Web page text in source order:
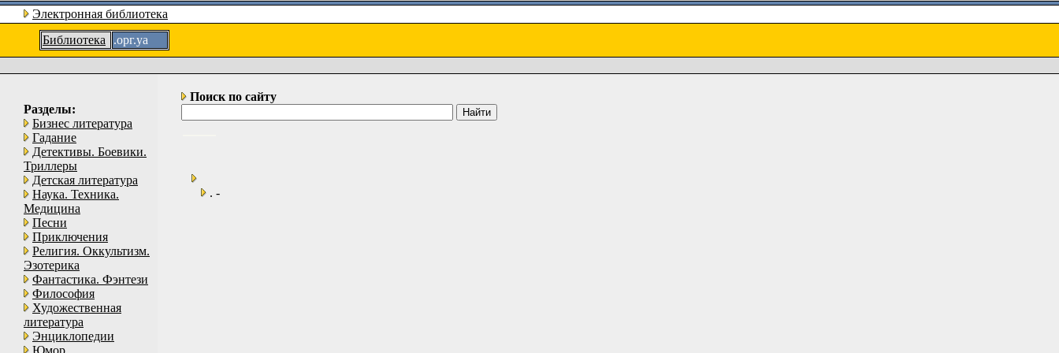
Электронная библиотека
Библиотека
.орг.уа
Разделы:
Бизнес литература
Гадание
Детективы. Боевики.
Триллеры
Детская литература
Наука. Техника.
Медицина
Песни
Приключения
Религия. Оккультизм.
Эзотерика
Фантастика. Фэнтези
Философия
Художественная
литература
Энциклопедии
Юмор
Поиск по сайту
. -